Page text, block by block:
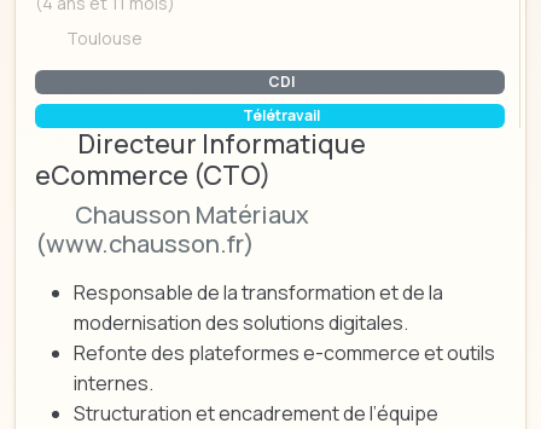
Toulouse
CDI
Télétravail
Directeur Informatique
eCommerce (CTO)
Chausson Matériaux
(www.chausson.fr)
Responsable de la transformation et de la
modernisation des solutions digitales.
Refonte des plateformes e-commerce et outils
internes.
Structuration et encadrement de l’équipe